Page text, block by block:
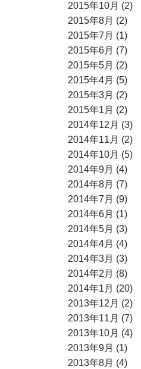
2015年10月 (2)
2015年8月 (2)
2015年7月 (1)
2015年6月 (7)
2015年5月 (2)
2015年4月 (5)
2015年3月 (2)
2015年1月 (2)
2014年12月 (3)
2014年11月 (2)
2014年10月 (5)
2014年9月 (4)
2014年8月 (7)
2014年7月 (9)
2014年6月 (1)
2014年5月 (3)
2014年4月 (4)
2014年3月 (3)
2014年2月 (8)
2014年1月 (20)
2013年12月 (2)
2013年11月 (7)
2013年10月 (4)
2013年9月 (1)
2013年8月 (4)